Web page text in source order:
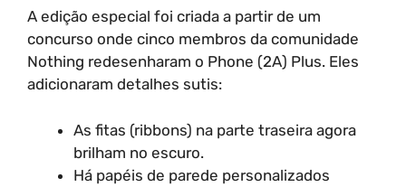
A edição especial foi criada a partir de um
concurso onde cinco membros da comunidade
Nothing redesenharam o Phone (2A) Plus. Eles
adicionaram detalhes sutis:
As fitas (ribbons) na parte traseira agora
brilham no escuro.
Há papéis de parede personalizados